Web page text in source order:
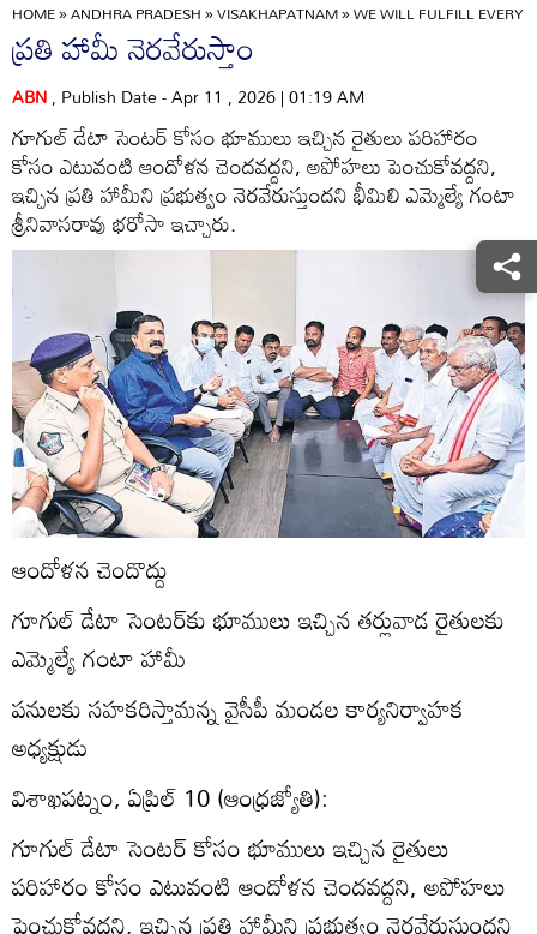
HOME»ANDHRA PRADESH»VISAKHAPATNAM»WE WILL FULFILL EVERY
ప్రతి హామీ నెరవేరుస్తాం
ABN, Publish Date - Apr 11 , 2026 | 01:19 AM
గూగుల్‌ డేటా సెంటర్‌ కోసం భూములు ఇచ్చిన రైతులు పరిహారం
కోసం ఎటువంటి ఆందోళన చెందవద్దని, అపోహలు పెంచుకోవద్దని,
ఇచ్చిన ప్రతి హామీని ప్రభుత్వం నెరవేరుస్తుందని భీమిలి ఎమ్మెల్యే గంటా
శ్రీనివాసరావు భరోసా ఇచ్చారు.
ఆందోళన చెందొద్దు
గూగుల్‌ డేటా సెంటర్‌కు భూములు ఇచ్చిన తర్లువాడ రైతులకు
ఎమ్మెల్యే గంటా హామీ
పనులకు సహకరిస్తామన్న వైసీపీ మండల కార్యనిర్వాహక
అధ్యక్షుడు
విశాఖపట్నం, ఏప్రిల్‌ 10 (ఆంధ్రజ్యోతి):
గూగుల్‌ డేటా సెంటర్‌ కోసం భూములు ఇచ్చిన రైతులు
పరిహారం కోసం ఎటువంటి ఆందోళన చెందవద్దని, అపోహలు